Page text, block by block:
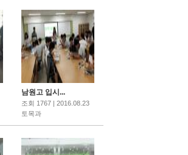
남원고 입시...
조회 1767 | 2016.08.23
토목과